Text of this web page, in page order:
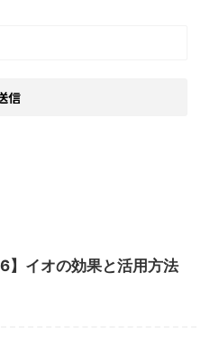
6】イオの効果と活用方法